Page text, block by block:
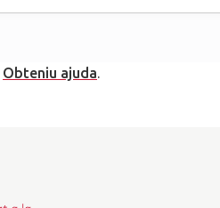
Obteniu ajuda.